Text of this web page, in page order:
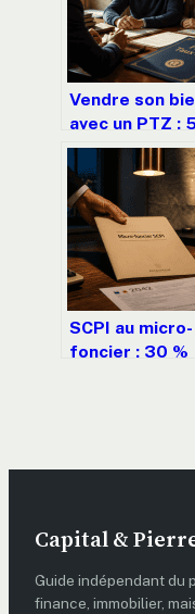
Vendre son
avec un PTZ :
situations pour
éviter le
anticipé
SCPI au micro-
foncier : 30 %
Capital &
Guide indépendant du
finance, immobilier,